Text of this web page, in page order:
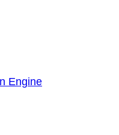
Engine